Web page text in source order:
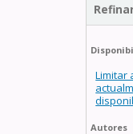
Limitar
Autores